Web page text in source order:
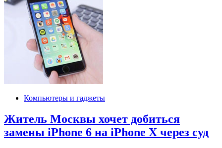
Компьютеры и гаджеты
Житель Москвы хочет добиться
замены iPhone 6 на iPhone X через суд